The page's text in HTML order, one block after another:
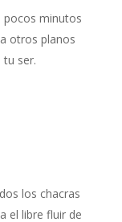
pocos minutos
otros planos
tu ser.
los chacras
el libre fluir de